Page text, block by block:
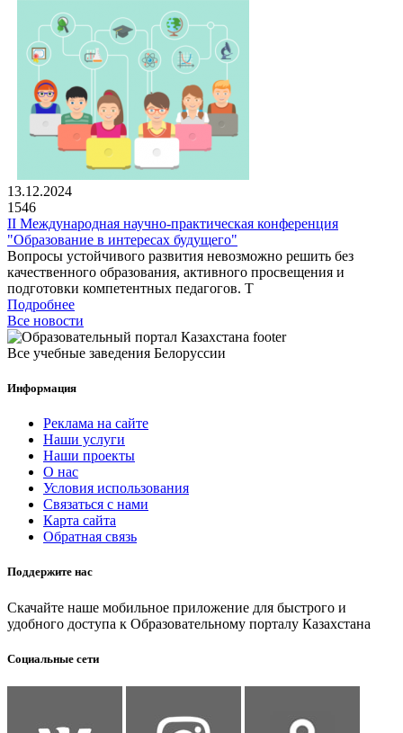
13.12.2024
1546
II Международная научно-практическая конференция
"Образование в интересах будущего"
Вопросы устойчивого развития невозможно решить без
качественного образования, активного просвещения и
подготовки компетентных педагогов. Т
Подробнее
Все новости
Все учебные заведения Белоруссии
Информация
Реклама на сайте
Наши услуги
Наши проекты
О нас
Условия использования
Связаться с нами
Карта сайта
Обратная связь
Поддержите нас
Скачайте наше мобильное приложение для быстрого и
удобного доступа к Образовательному порталу Казахстана
Социальные сети